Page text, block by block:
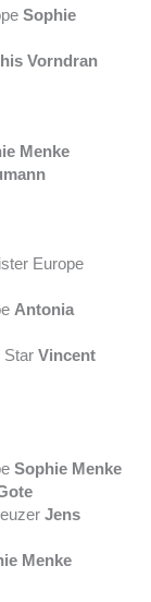
Sophie
Vorndran
Menke
Europe
Antonia
Star Vincent
Sophie Menke
Jens
Menke